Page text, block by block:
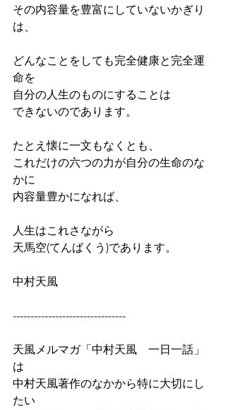
その内容量を豊富にしていないかぎり
は、
どんなことをしても完全健康と完全運
命を
自分の人生のものにすることは
できないのであります。
たとえ懐に一文もなくとも、
これだけの六つの力が自分の生命のな
かに
内容量豊かになれば、
人生はこれさながら
天馬空(てんばくう)であります。
中村天風
--------------------------------
天風メルマガ「中村天風　一日一話」
は
中村天風著作のなかから特に大切にし
たい